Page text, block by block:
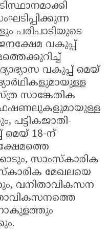
പരിപാടിയുടെ
വകുപ്പ്
വകുപ്പ് മെയ്
സാങ്കേതിക
പട്ടികജാതി-
മെയ് 18-ന്
ക്ഷേമത്തെ
സാംസ്‌കാരിക
മേഖലയെ
വനിതാവികസന